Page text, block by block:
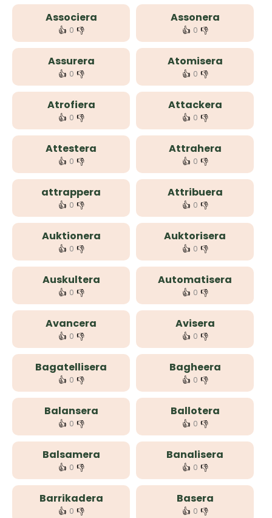
Associera
👍 0 👎
Assonera
👍 0 👎
Assurera
👍 0 👎
Atomisera
👍 0 👎
Atrofiera
👍 0 👎
Attackera
👍 0 👎
Attestera
👍 0 👎
Attrahera
👍 0 👎
attrappera
👍 0 👎
Attribuera
👍 0 👎
Auktionera
👍 0 👎
Auktorisera
👍 0 👎
Auskultera
👍 0 👎
Automatisera
👍 0 👎
Avancera
👍 0 👎
Avisera
👍 0 👎
Bagatellisera
👍 0 👎
Bagheera
👍 0 👎
Balansera
👍 0 👎
Ballotera
👍 0 👎
Balsamera
👍 0 👎
Banalisera
👍 0 👎
Barrikadera
👍 0 👎
Basera
👍 0 👎